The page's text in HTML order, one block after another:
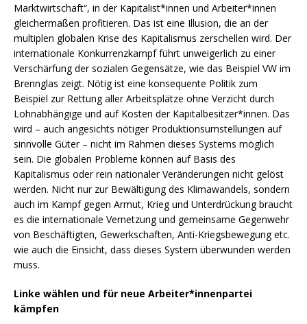
Marktwirtschaft“, in der Kapitalist*innen und Arbeiter*innen
gleichermaßen profitieren. Das ist eine Illusion, die an der
multiplen globalen Krise des Kapitalismus zerschellen wird. Der
internationale Konkurrenzkampf führt unweigerlich zu einer
Verschärfung der sozialen Gegensätze, wie das Beispiel VW im
Brennglas zeigt. Nötig ist eine konsequente Politik zum
Beispiel zur Rettung aller Arbeitsplätze ohne Verzicht durch
Lohnabhängige und auf Kosten der Kapitalbesitzer*innen. Das
wird – auch angesichts nötiger Produktionsumstellungen auf
sinnvolle Güter – nicht im Rahmen dieses Systems möglich
sein. Die globalen Probleme können auf Basis des
Kapitalismus oder rein nationaler Veränderungen nicht gelöst
werden. Nicht nur zur Bewältigung des Klimawandels, sondern
auch im Kampf gegen Armut, Krieg und Unterdrückung braucht
es die internationale Vernetzung und gemeinsame Gegenwehr
von Beschäftigten, Gewerkschaften, Anti-Kriegsbewegung etc.
wie auch die Einsicht, dass dieses System überwunden werden
muss.
Linke wählen und für neue Arbeiter*innenpartei
kämpfen